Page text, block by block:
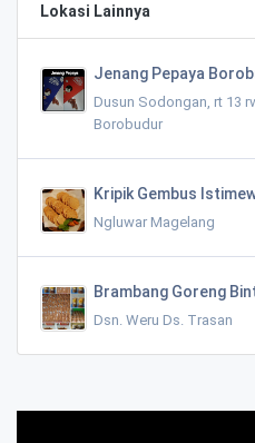
Lokasi Lainnya
Jenang Pepaya
Dusun Sodongan, rt 13
Borobudur
Kripik Gembus
Ngluwar Magelang
Brambang Goreng
Dsn. Weru Ds. Trasan